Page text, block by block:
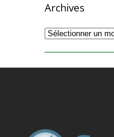
Archives
Archives